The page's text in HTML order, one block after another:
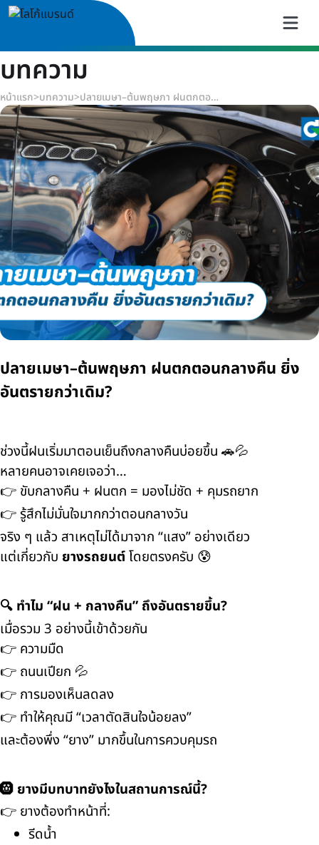
บทความ
หน้าแรก>บทความ> ปลายเมษา–ต้นพฤษภา ฝนตกตอนกลางคืน ยิ่งอันตรายกว่าเดิม?
ปลายเมษา–ต้นพฤษภา ฝนตกตอนกลางคืน ยิ่ง
อันตรายกว่าเดิม?
ช่วงนี้ฝนเริ่มมาตอนเย็นถึงกลางคืนบ่อยขึ้น 🚗💦
หลายคนอาจเคยเจอว่า…
👉 ขับกลางคืน + ฝนตก = มองไม่ชัด + คุมรถยาก
👉 รู้สึกไม่มั่นใจมากกว่าตอนกลางวัน
จริง ๆ แล้ว สาเหตุไม่ได้มาจาก “แสง” อย่างเดียว
แต่เกี่ยวกับ ยางรถยนต์โดยตรงครับ 😰
🔍 ทำไม “ฝน + กลางคืน” ถึงอันตรายขึ้น?
เมื่อรวม 3 อย่างนี้เข้าด้วยกัน
👉 ความมืด
👉 ถนนเปียก 💦
👉 การมองเห็นลดลง
👉 ทำให้คุณมี “เวลาตัดสินใจน้อยลง”
และต้องพึ่ง “ยาง” มากขึ้นในการควบคุมรถ
🛞 ยางมีบทบาทยังไงในสถานการณ์นี้?
👉 ยางต้องทำหน้าที่:
รีดน้ำ